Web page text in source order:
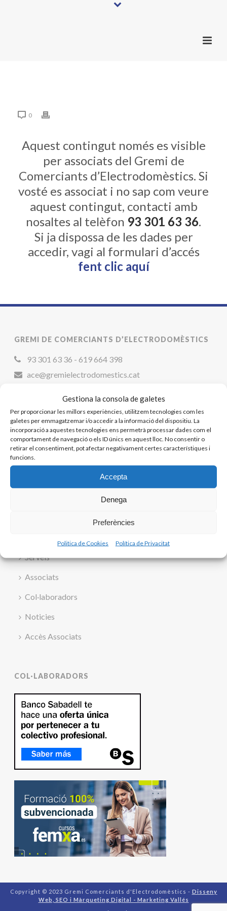
Gestiona la consola de galetes
Per proporcionar les millors experiències, utilitzem tecnologies com les
galetes per emmagatzemar i/o accedir a la informació del dispositiu. La
incorporació a aquestes tecnologies ens permetrà processar dades com el
comportament de navegació o els ID únics en aquest lloc. No consentir o
retirar el consentiment, pot afectar negativament certes característiques i
funcions.
Accepta
Denega
Preferències
Politica de Cookies Política de Privacitat
0
Aquest contingut només es visible
per associats del Gremi de
Comerciants d’Electrodomèstics. Si
vosté es associat i no sap com veure
aquest contingut, contacti amb
nosaltes al telèfon 93 301 63 36.
Si ja dispossa de les dades per
accedir, vagi al formulari d’accés
fent clic aquí
GREMI DE COMERCIANTS D’ELECTRODOMÈSTICS
93 301 63 36 - 619 664 398
ace@gremielectrodomestics.cat
Serveis
Associats
Col·laboradors
Noticies
Accès Associats
COL·LABORADORS
Copyright © 2023 Gremi Comerciants d'Electrodomèstics - Disseny
Web, SEO i Màrqueting Digital - Marketing Vallés